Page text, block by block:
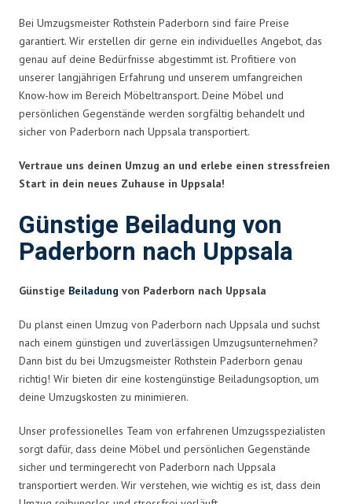
Bei Umzugsmeister Rothstein Paderborn sind faire Preise
garantiert. Wir erstellen dir gerne ein individuelles Angebot, das
genau auf deine Bedürfnisse abgestimmt ist. Profitiere von
unserer langjährigen Erfahrung und unserem umfangreichen
Know-how im Bereich Möbeltransport. Deine Möbel und
persönlichen Gegenstände werden sorgfältig behandelt und
sicher von Paderborn nach Uppsala transportiert.
Vertraue uns deinen Umzug an und erlebe einen stressfreien
Start in dein neues Zuhause in Uppsala!
Günstige Beiladung von
Paderborn nach Uppsala
Günstige Beiladung von Paderborn nach Uppsala
Du planst einen Umzug von Paderborn nach Uppsala und suchst
nach einem günstigen und zuverlässigen Umzugsunternehmen?
Dann bist du bei Umzugsmeister Rothstein Paderborn genau
richtig! Wir bieten dir eine kostengünstige Beiladungsoption, um
deine Umzugskosten zu minimieren.
Unser professionelles Team von erfahrenen Umzugsspezialisten
sorgt dafür, dass deine Möbel und persönlichen Gegenstände
sicher und termingerecht von Paderborn nach Uppsala
transportiert werden. Wir verstehen, wie wichtig es ist, dass dein